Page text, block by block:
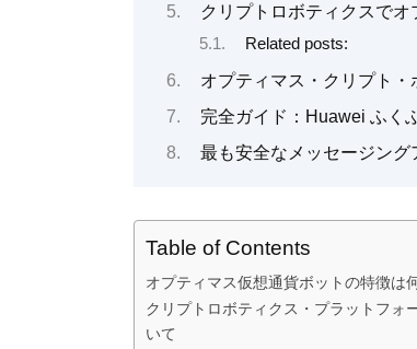
クリプトロボティクスで
Related posts:
オプティマス・クリプト・
完全ガイド：Huawei ふく
最も安全なメッセージング
Table of Contents
オプティマス仮想通貨ボットの特徴は
クリプトロボティクス・プラットフォ
いて